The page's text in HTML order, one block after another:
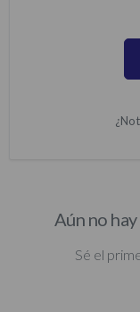
¿No
Aún no
Sé el